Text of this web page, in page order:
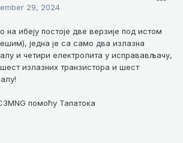
29, 2024
ибеју постоје две верзије под истом
једна је са само два излазна
и четири електролита у исправављачу,
излазних транзистора и шест
помоћу Тапатока